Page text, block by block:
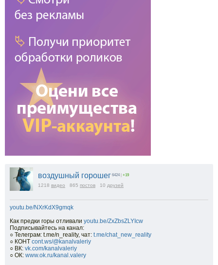
воздушный горошег 6424 +19
1218 видео 865 постов 10 друзей
youtu.be/NXrKdX9gmqk
Как предки горы отливали youtu.be/ZxZbsZLYIcw
Подписывайтесь на канал:
○ Телеграм: t.me/n_reality, чат: t.me/chat_new_reality
○ КОНТ cont.ws/@kanalvaleriy
○ ВК: vk.com/kanalvaleriy
○ ОК: www.ok.ru/kanal.valery